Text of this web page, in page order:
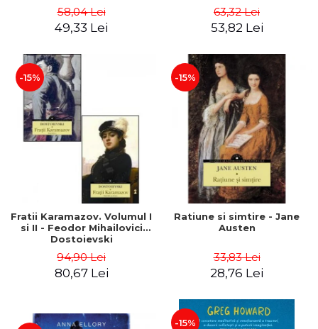
58,04 Lei
49,33 Lei
63,32 Lei
53,82 Lei
-15%
Fratii Karamazov. Volumul I
si II - Feodor Mihailovici
Dostoievski
94,90 Lei
80,67 Lei
-15%
Ratiune si simtire - Jane
Austen
33,83 Lei
28,76 Lei
-15%